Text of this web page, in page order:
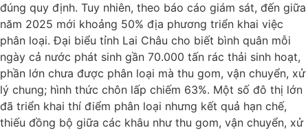
đúng quy định. Tuy nhiên, theo báo cáo giám sát, đến giữa
năm 2025 mới khoảng 50% địa phương triển khai việc
phân loại. Đại biểu tỉnh Lai Châu cho biết bình quân mỗi
ngày cả nước phát sinh gần 70.000 tấn rác thải sinh hoạt,
phần lớn chưa được phân loại mà thu gom, vận chuyển, xử
lý chung; hình thức chôn lấp chiếm 63%. Một số đô thị lớn
đã triển khai thí điểm phân loại nhưng kết quả hạn chế,
thiếu đồng bộ giữa các khâu như thu gom, vận chuyển, xử